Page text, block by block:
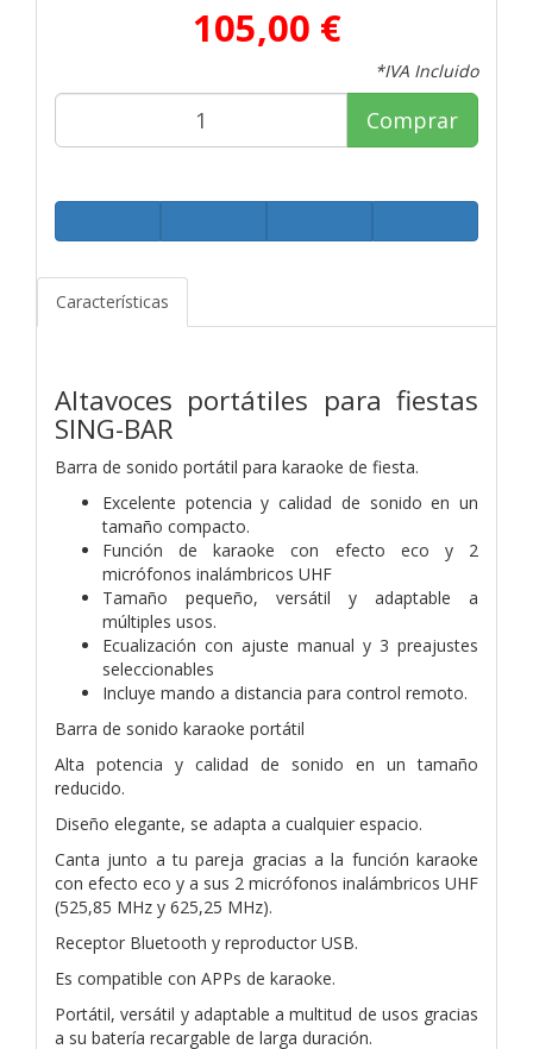
105,00 €
*IVA Incluido
Comprar
Características
Altavoces portátiles para fiestas
SING-BAR
Barra de sonido portátil para karaoke de fiesta.
Excelente potencia y calidad de sonido en un
tamaño compacto.
Función de karaoke con efecto eco y 2
micrófonos inalámbricos UHF
Tamaño pequeño, versátil y adaptable a
múltiples usos.
Ecualización con ajuste manual y 3 preajustes
seleccionables
Incluye mando a distancia para control remoto.
Barra de sonido karaoke portátil
Alta potencia y calidad de sonido en un tamaño
reducido.
Diseño elegante, se adapta a cualquier espacio.
Canta junto a tu pareja gracias a la función karaoke
con efecto eco y a sus 2 micrófonos inalámbricos UHF
(525,85 MHz y 625,25 MHz).
Receptor Bluetooth y reproductor USB.
Es compatible con APPs de karaoke.
Portátil, versátil y adaptable a multitud de usos gracias
a su batería recargable de larga duración.